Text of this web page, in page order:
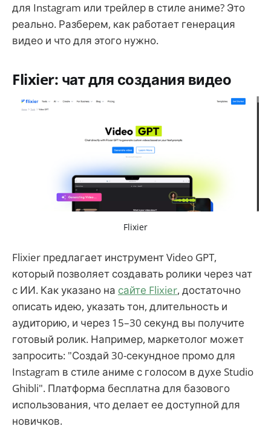
для Instagram или трейлер в стиле аниме? Это
реально. Разберем, как работает генерация
видео и что для этого нужно.
Flixier: чат для создания видео
Flixier
Flixier предлагает инструмент Video GPT,
который позволяет создавать ролики через чат
с ИИ. Как указано на сайте Flixier, достаточно
описать идею, указать тон, длительность и
аудиторию, и через 15–30 секунд вы получите
готовый ролик. Например, маркетолог может
запросить: "Создай 30-секундное промо для
Instagram в стиле аниме с голосом в духе Studio
Ghibli". Платформа бесплатна для базового
использования, что делает ее доступной для
новичков.